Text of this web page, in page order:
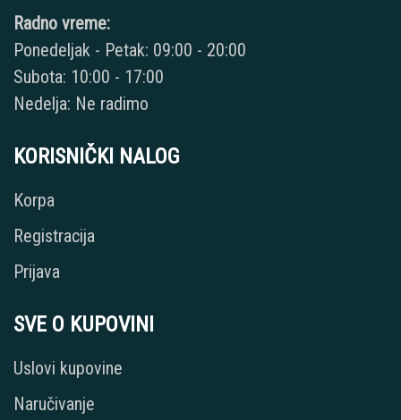
Radno vreme:
Ponedeljak - Petak: 09:00 - 20:00
Subota: 10:00 - 17:00
Nedelja: Ne radimo
KORISNIČKI NALOG
Korpa
Registracija
Prijava
SVE O KUPOVINI
Uslovi kupovine
Naručivanje